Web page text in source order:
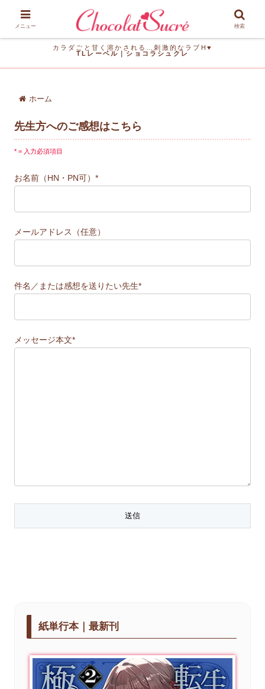
カラダごと甘く溶かされる…刺激的なラブH♥
TLレーベル｜ショコラシュクレ
ホーム
先生方へのご感想はこちら
* = 入力必須項目
お名前（HN・PN可）*
メールアドレス（任意）
件名／または感想を送りたい先生*
メッセージ本文*
紙単行本｜最新刊
メニュー 検索